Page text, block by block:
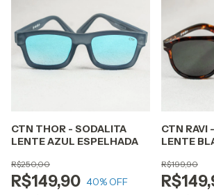
CTN THOR - SODALITA
LENTE AZUL ESPELHADA
R$149,90
R$250,00
40% OFF
CTN RAVI
LENTE
R$199,90